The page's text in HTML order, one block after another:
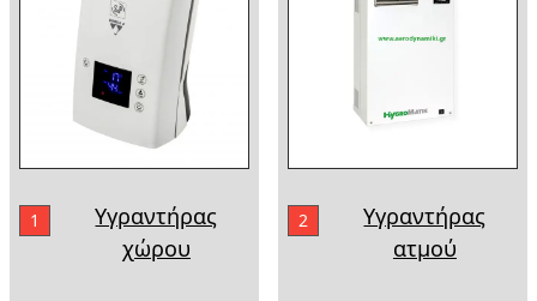
1
Υγραντήρας
χώρου
2
Υγραντήρας
ατμού